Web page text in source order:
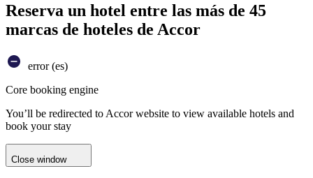
Reserva un hotel entre las más de 45
marcas de hoteles de Accor
error (es)
Core booking engine
You’ll be redirected to Accor website to view available hotels and
book your stay
Close window